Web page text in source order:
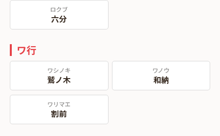
ロクブ
六分
ワ行
ワシノキ
鷲ノ木
ワノウ
和納
ワリマエ
割前